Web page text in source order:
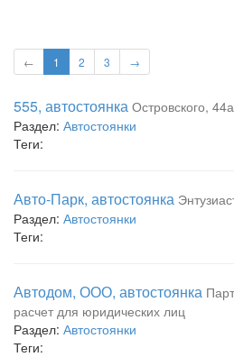
← 1 2 3 →
555, автостоянка Островского, 44а
Раздел: Автостоянки
Теги:
Авто-Парк, автостоянка
Раздел: Автостоянки
Теги:
Автодом, ООО, автостоянка
расчет для юридических лиц
Раздел: Автостоянки
Теги: